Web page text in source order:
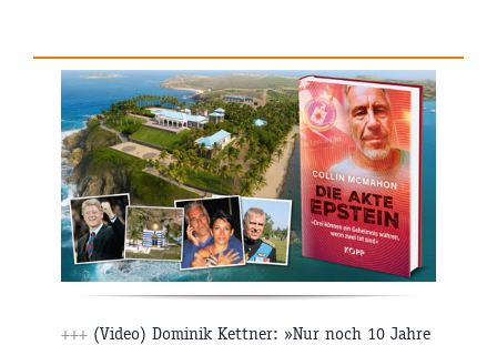
+++ (Video) Dominik Kettner: »Nur noch 10 Jahre